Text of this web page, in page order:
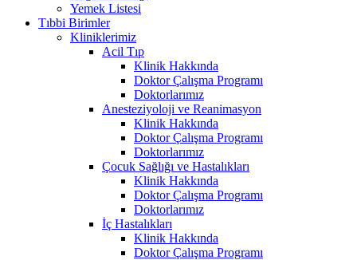
Yemek Listesi
Tıbbi Birimler
Kliniklerimiz
Acil Tıp
Klinik Hakkında
Doktor Çalışma Programı
Doktorlarımız
Anesteziyoloji ve Reanimasyon
Klinik Hakkında
Doktor Çalışma Programı
Doktorlarımız
Çocuk Sağlığı ve Hastalıkları
Klinik Hakkında
Doktor Çalışma Programı
Doktorlarımız
İç Hastalıkları
Klinik Hakkında
Doktor Çalışma Programı